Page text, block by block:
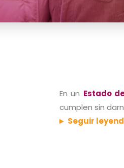
En un Estado
cumplen sin
Seguir